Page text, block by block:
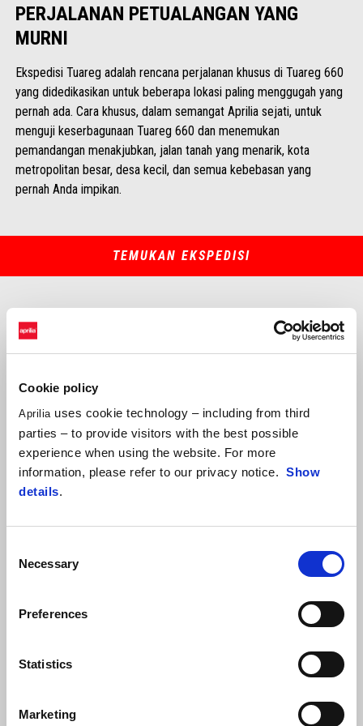
Cookie policy
Aprilia uses cookie technology – including from third
parties – to provide visitors with the best possible
experience when using the website. For more
information, please refer to our privacy notice. Show
details.
Selection
Necessary
Preferences
Statistics
Marketing
PERJALANAN PETUALANGAN YANG
MURNI
Ekspedisi Tuareg adalah rencana perjalanan khusus di Tuareg 660
yang didedikasikan untuk beberapa lokasi paling menggugah yang
pernah ada. Cara khusus, dalam semangat Aprilia sejati, untuk
menguji keserbagunaan Tuareg 660 dan menemukan
pemandangan menakjubkan, jalan tanah yang menarik, kota
metropolitan besar, desa kecil, dan semua kebebasan yang
pernah Anda impikan.
TEMUKAN EKSPEDISI
PELATIHAN TUAREG
menempuh jalan-jalan menakjubkan di Piacenza Apennines